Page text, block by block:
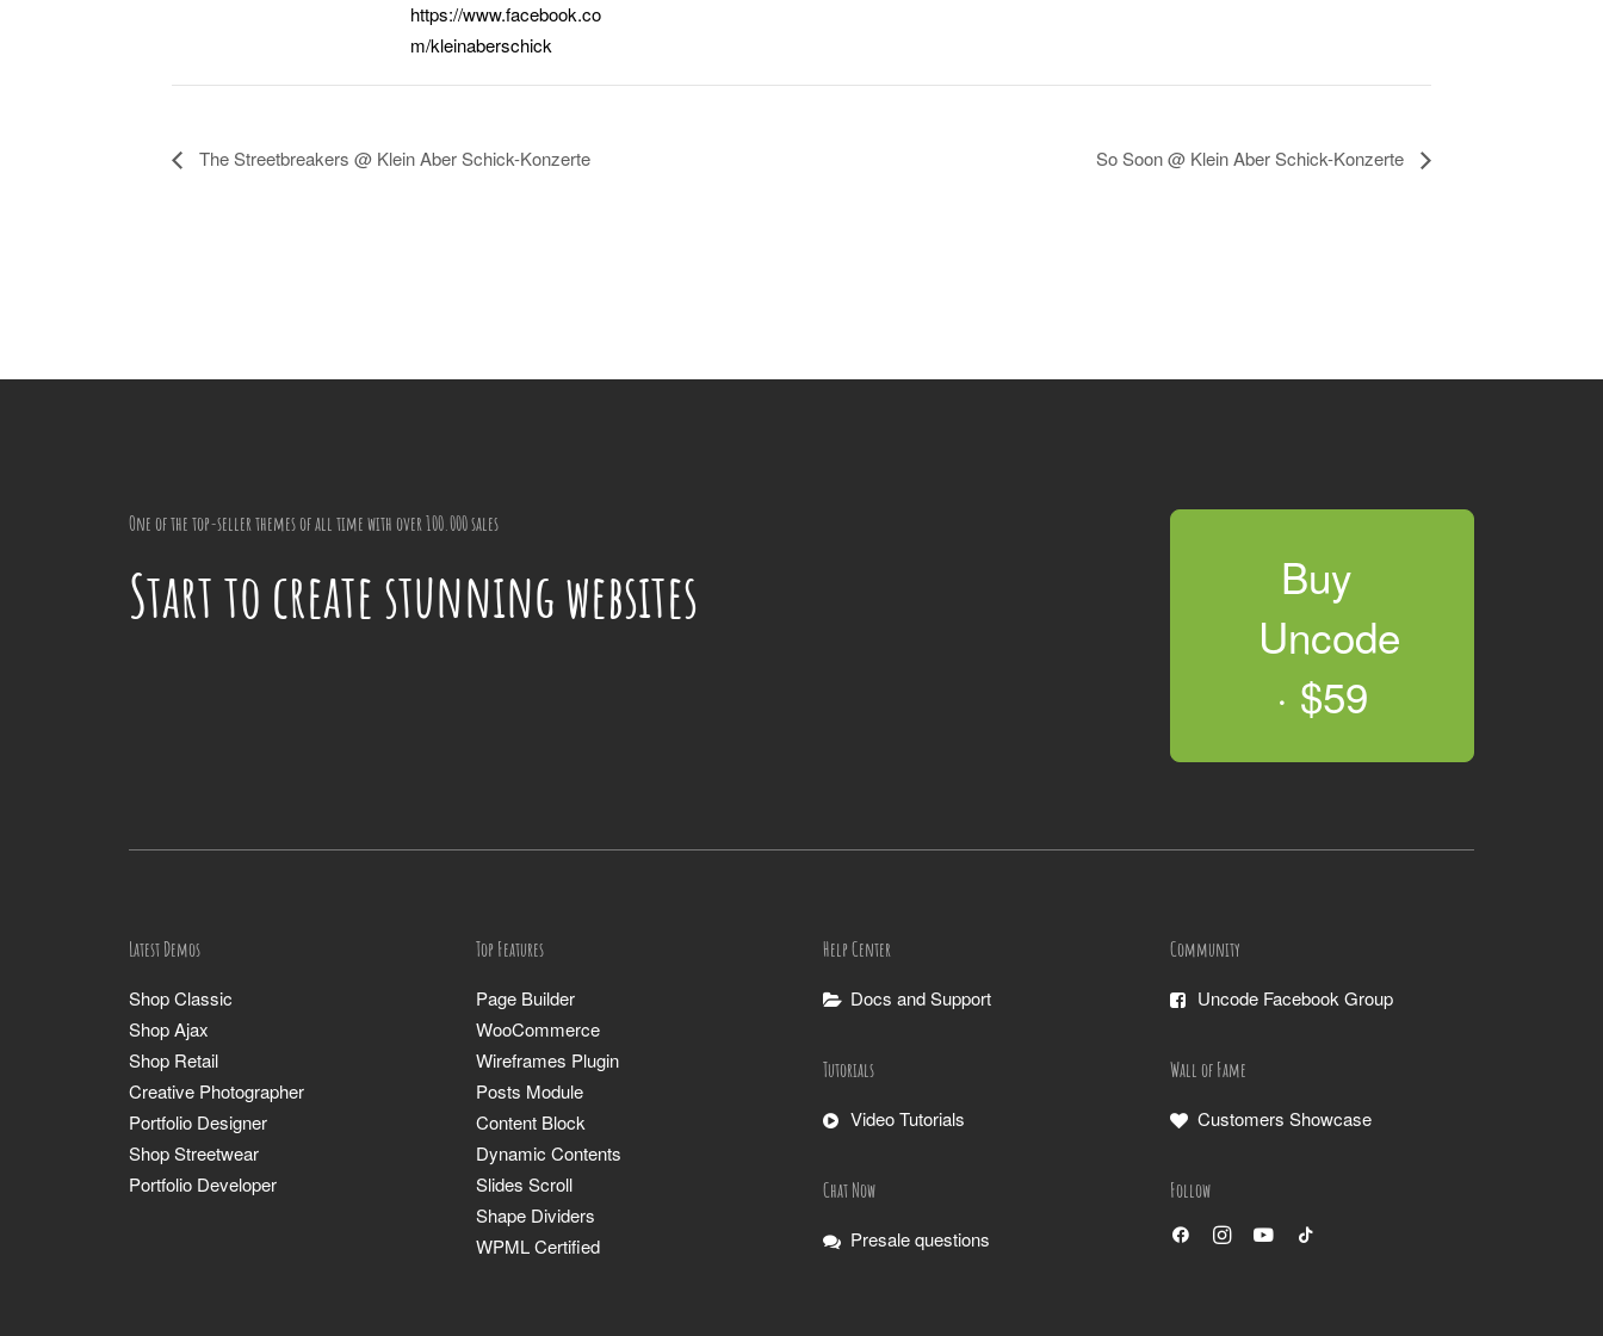
https://www.facebook.co
m/kleinaberschick
The Streetbreakers @ Klein Aber Schick-Konzerte So Soon @ Klein Aber Schick-Konzerte
One of the top-seller themes of all time with over 100.000 sales
Start to create stunning websites
Buy
Uncode
· $59
Latest Demos
Shop Classic
Shop Ajax
Shop Retail
Creative Photographer
Portfolio Designer
Shop Streetwear
Portfolio Developer
Top Features
Page Builder
WooCommerce
Wireframes Plugin
Posts Module
Content Block
Dynamic Contents
Slides Scroll
Shape Dividers
WPML Certified
Help Center
Docs and Support
Tutorials
Video Tutorials
Chat Now
Presale questions
Community
Uncode Facebook Group
Wall of Fame
Customers Showcase
Follow